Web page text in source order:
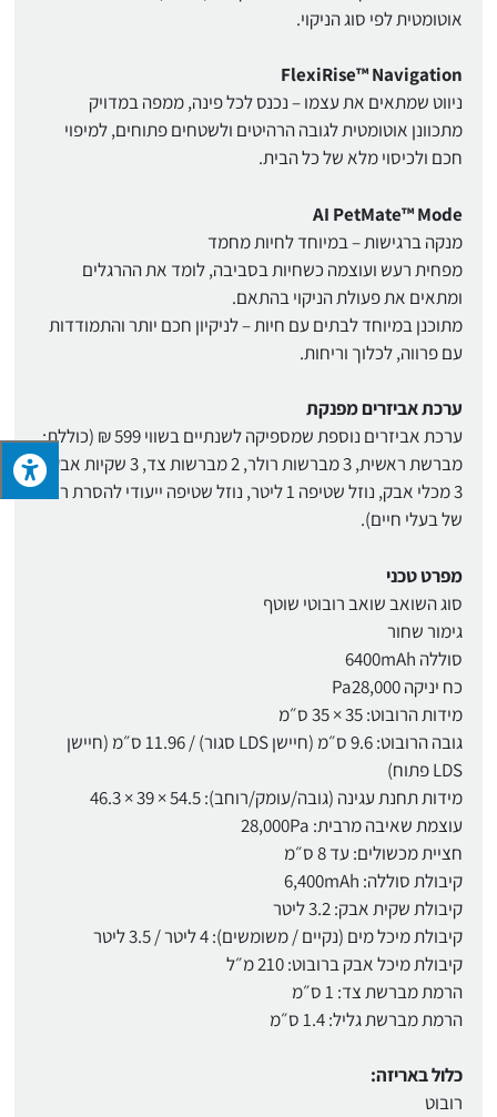
אוטומטית לפי סוג הניקוי.
FlexiRise™ Navigation
ניווט שמתאים את עצמו – נכנס לכל פינה, ממפה במדויק
מתכוונן אוטומטית לגובה הרהיטים ולשטחים פתוחים, למיפוי
חכם ולכיסוי מלא של כל הבית.
AI PetMate™ Mode
מנקה ברגישות – במיוחד לחיות מחמד
מפחית רעש ועוצמה כשחיות בסביבה, לומד את ההרגלים
ומתאים את פעולת הניקוי בהתאם.
מתוכנן במיוחד לבתים עם חיות – לניקיון חכם יותר והתמודדות
עם פרווה, לכלוך וריחות.
ערכת אביזרים מפנקת
ערכת אביזרים נוספת שמספיקה לשנתיים בשווי 599 ₪ (כוללת:
מברשת ראשית, 3 מברשות רולר, 2 מברשות צד, 3 שקיות אבק,
3 מכלי אבק, נוזל שטיפה 1 ליטר, נוזל שטיפה ייעודי להסרת ריח
של בעלי חיים).
מפרט טכני
סוג השואב שואב רובוטי שוטף
גימור שחור
סוללה 6400mAh
כח יניקה Pa28,000
מידות הרובוט: 35 × 35 ס״מ
גובה הרובוט: 9.6 ס״מ (חיישן LDS סגור) / 11.96 ס״מ (חיישן
LDS פתוח)
מידות תחנת עגינה (גובה/עומק/רוחב): 54.5 × 39 × 46.3
עוצמת שאיבה מרבית: 28,000Pa
חציית מכשולים: עד 8 ס״מ
קיבולת סוללה: 6,400mAh
קיבולת שקית אבק: 3.2 ליטר
קיבולת מיכל מים (נקיים / משומשים): 4 ליטר / 3.5 ליטר
קיבולת מיכל אבק ברובוט: 210 מ״ל
הרמת מברשת צד: 1 ס״מ
הרמת מברשת גליל: 1.4 ס״מ
כלול באריזה:
רובוט